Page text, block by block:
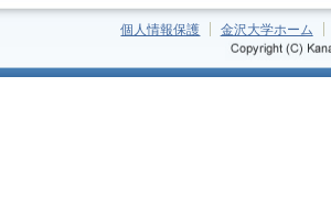
個人情報保護 金沢大学ホーム